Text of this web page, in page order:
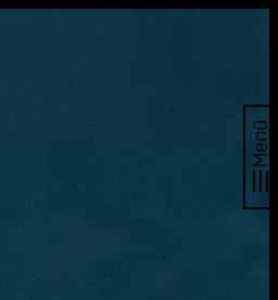
Menü